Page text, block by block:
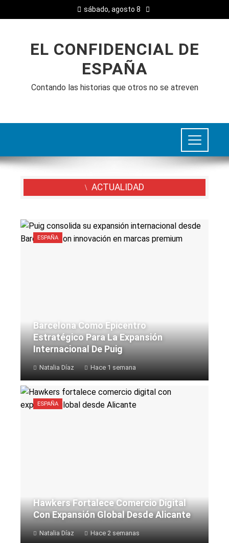
sábado, agosto 8
EL CONFIDENCIAL DE
ESPAÑA
Contando las historias que otros no se atreven
ACTUALIDAD
ESPAÑA
Barcelona Como Epicentro
Estratégico Para La Expansión
Internacional De Puig
Natalia Díaz Hace 1 semana
ESPAÑA
Hawkers Fortalece Comercio Digital
Con Expansión Global Desde Alicante
Natalia Díaz Hace 2 semanas